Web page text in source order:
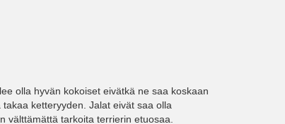
olla hyvän kokoiset eivätkä ne saa koskaan
ketteryyden. Jalat eivät saa olla
välttämättä tarkoita terrierin etuosaa.